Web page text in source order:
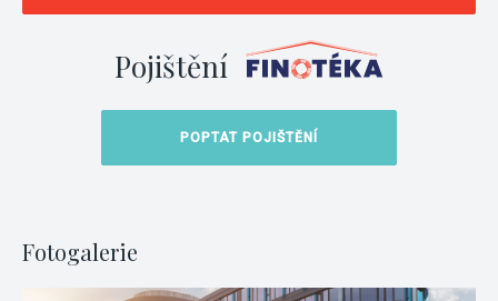
Pojištění
POPTAT POJIŠTĚNÍ
Fotogalerie